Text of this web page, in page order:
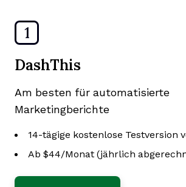
1
DashThis
Am besten für automatisierte
Marketingberichte
14-tägige kostenlose Testversion
Ab $44/Monat (jährlich